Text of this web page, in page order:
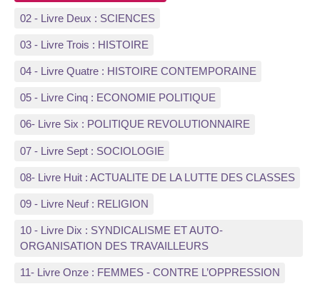
02 - Livre Deux : SCIENCES
03 - Livre Trois : HISTOIRE
04 - Livre Quatre : HISTOIRE CONTEMPORAINE
05 - Livre Cinq : ECONOMIE POLITIQUE
06- Livre Six : POLITIQUE REVOLUTIONNAIRE
07 - Livre Sept : SOCIOLOGIE
08- Livre Huit : ACTUALITE DE LA LUTTE DES CLASSES
09 - Livre Neuf : RELIGION
10 - Livre Dix : SYNDICALISME ET AUTO-
ORGANISATION DES TRAVAILLEURS
11- Livre Onze : FEMMES - CONTRE L’OPPRESSION